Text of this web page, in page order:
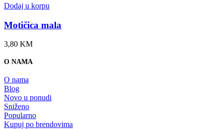
Dodaj u korpu
Motičica mala
3,80 KM
O NAMA
O nama
Blog
Novo u ponudi
Sniženo
Popularno
Kupuj po brendovima